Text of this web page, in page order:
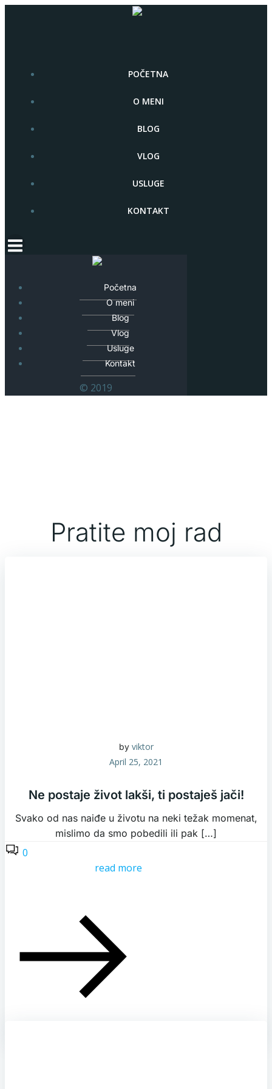
POČETNA
O MENI
BLOG
VLOG
USLUGE
KONTAKT
Početna
O meni
Blog
Vlog
Usluge
Kontakt
© 2019
Pratite moj rad
by viktor
April 25, 2021
Ne postaje život lakši, ti postaješ jači!
Svako od nas naiđe u životu na neki težak momenat,
mislimo da smo pobedili ili pak […]
0
read more